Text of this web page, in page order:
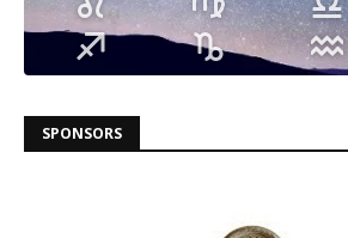
SPONSORS